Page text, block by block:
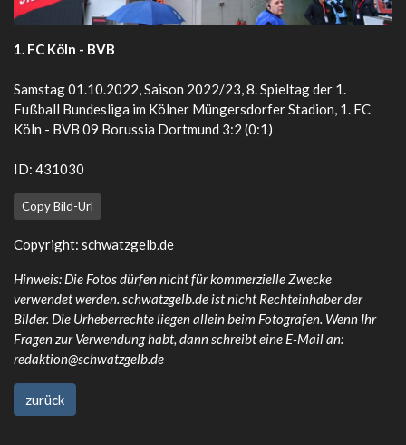
1. FC Köln - BVB
Samstag 01.10.2022, Saison 2022/23, 8. Spieltag der 1.
Fußball Bundesliga im Kölner Müngersdorfer Stadion, 1. FC
Köln - BVB 09 Borussia Dortmund 3:2 (0:1)
ID: 431030
Copy Bild-Url
Copyright: schwatzgelb.de
Hinweis: Die Fotos dürfen nicht für kommerzielle Zwecke
verwendet werden. schwatzgelb.de ist nicht Rechteinhaber der
Bilder. Die Urheberrechte liegen allein beim Fotografen. Wenn Ihr
Fragen zur Verwendung habt, dann schreibt eine E-Mail an:
redaktion@schwatzgelb.de
zurück